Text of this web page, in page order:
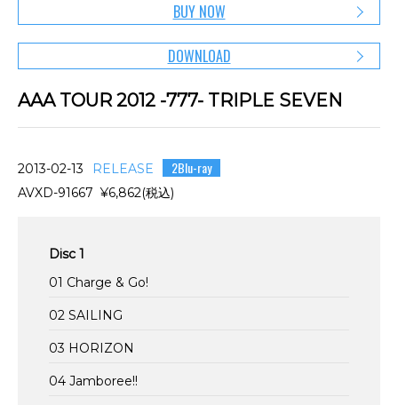
BUY NOW
DOWNLOAD
AAA TOUR 2012 -777- TRIPLE SEVEN
2013-02-13 RELEASE 2Blu-ray
AVXD-91667 ¥6,862(税込)
Disc 1
01 Charge & Go!
02 SAILING
03 HORIZON
04 Jamboree!!